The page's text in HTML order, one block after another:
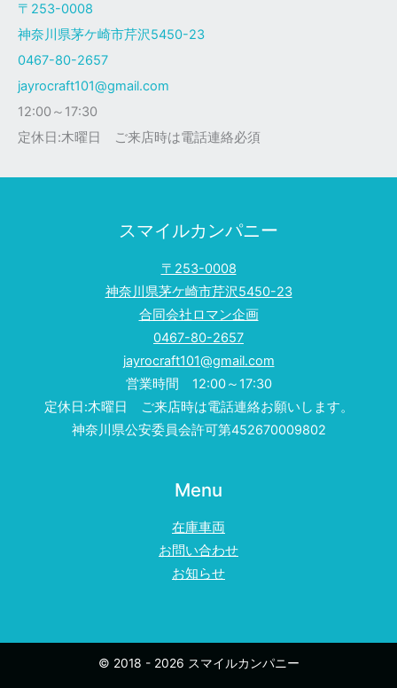
ク
様
〒253-0008
神奈川県茅ケ崎市芹沢5450-23
0467-80-2657
jayrocraft101@gmail.com
12:00～17:30
定休日:木曜日 ご来店時は電話連絡必須
スマイルカンパニー
〒253-0008
神奈川県茅ケ崎市芹沢5450-23
合同会社ロマン企画
0467-80-2657
jayrocraft101@gmail.com
営業時間 12:00～17:30
定休日:木曜日 ご来店時は電話連絡お願いします。
神奈川県公安委員会許可第452670009802
Menu
在庫車両
お問い合わせ
お知らせ
© 2018 - 2026 スマイルカンパニー